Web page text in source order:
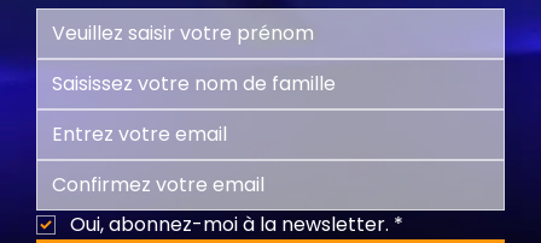
Oui, abonnez-moi à la newsletter. *